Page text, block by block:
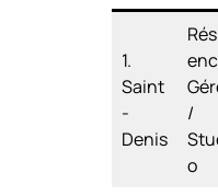
1.
Saint
-
Denis
/
o